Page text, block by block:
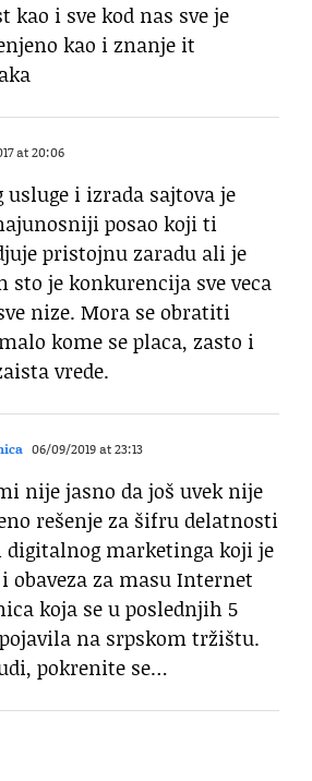
kao i sve kod nas sve je
kao i znanje it
at 20:06
usluge i izrada sajtova je
posao koji ti
pristojnu zaradu ali je
sto je konkurencija sve veca
nize. Mora se obratiti
kome se placa, zasto i
vrede.
06/09/2019 at 23:13
nije jasno da još uvek nije
rešenje za šifru delatnosti
digitalnog marketinga koji je
obaveza za masu Internet
koja se u poslednjih 5
na srpskom tržištu.
pokrenite se…